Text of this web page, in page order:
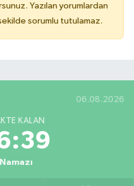
Yazılan yorumlardan
sorumlu tutulamaz.
06.08.2026
KALAN